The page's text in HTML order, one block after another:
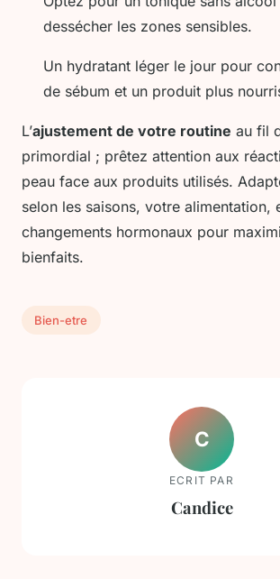
dessécher les zones sensibles.
Un hydratant léger le jour pour
de sébum et un produit plus
L’ajustement de votre routine au fil
primordial ; prêtez attention aux
peau face aux produits utilisés.
selon les saisons, votre alimentation,
changements hormonaux pour
bienfaits.
Bien-etre
C
ECRIT PAR
Candice